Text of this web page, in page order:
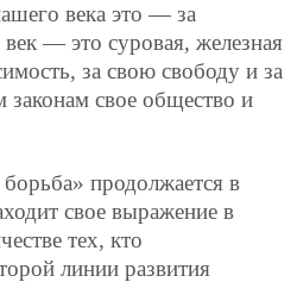
века это — за
— это суровая, железная
за свою свободу и за
законам свое общество и
продолжается в
свое выражение в
тех, кто
линии развития